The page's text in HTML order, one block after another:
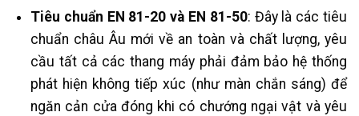
Tiêu chuẩn EN 81-20 và EN 81-50: Đây là các tiêu
chuẩn châu Âu mới về an toàn và chất lượng, yêu
cầu tất cả các thang máy phải đảm bảo hệ thống
phát hiện không tiếp xúc (như màn chắn sáng) để
ngăn cản cửa đóng khi có chướng ngại vật và yêu